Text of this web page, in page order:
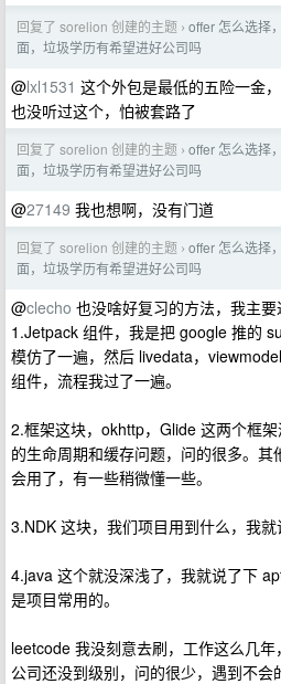
回复了 sorelion 创建的主题 › offer 怎么选择
面，垃圾学历有希望进好公司吗
@lxl1531 这个外包是最低的五险一金
也没听过这个，怕被套路了
回复了 sorelion 创建的主题 › offer 怎么选择
面，垃圾学历有希望进好公司吗
@27149 我也想啊，没有门道
回复了 sorelion 创建的主题 › offer 怎么选择
面，垃圾学历有希望进好公司吗
@clecho 也没啥好复习的方法，我主
1.Jetpack 组件，我是把 google 推的
模仿了一遍，然后 livedata，
组件，流程我过了一遍。
2.框架这块，okhttp，Glide 这两个框
的生命周期和缓存问题，问的很多。
会用了，有一些稍微懂一些。
3.NDK 这块，我们项目用到什么，我就
4.java 这个就没深浅了，我就说了下
是项目常用的。
leetcode 我没刻意去刷，工作这么几
公司还没到级别，问的很少，遇到不